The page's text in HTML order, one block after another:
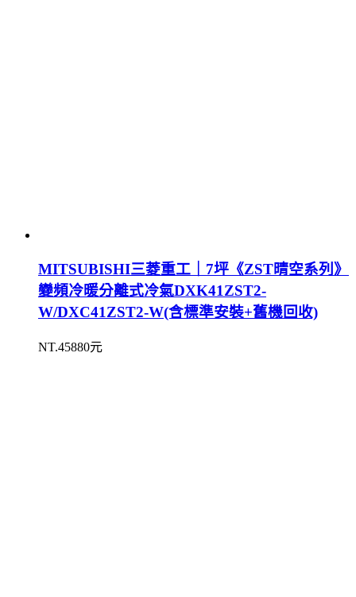
MITSUBISHI三菱重工｜7坪《ZST晴空系列》
變頻冷暖分離式冷氣DXK41ZST2-
W/DXC41ZST2-W(含標準安裝+舊機回收)
NT.45880元